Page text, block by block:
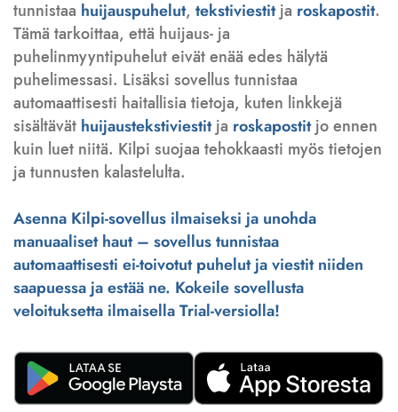
tunnistaa huijauspuhelut, tekstiviestitja roskapostit.
Tämä tarkoittaa, että huijaus- ja
puhelinmyyntipuhelut eivät enää edes hälytä
puhelimessasi. Lisäksi sovellus tunnistaa
automaattisesti haitallisia tietoja, kuten linkkejä
sisältävät huijaustekstiviestitja roskapostitjo ennen
kuin luet niitä. Kilpi suojaa tehokkaasti myös tietojen
ja tunnusten kalastelulta.
Asenna Kilpi-sovellus ilmaiseksi ja unohda
manuaaliset haut – sovellus tunnistaa
automaattisesti ei-toivotut puhelut ja viestit niiden
saapuessa ja estää ne. Kokeile sovellusta
veloituksetta ilmaisella Trial-versiolla!